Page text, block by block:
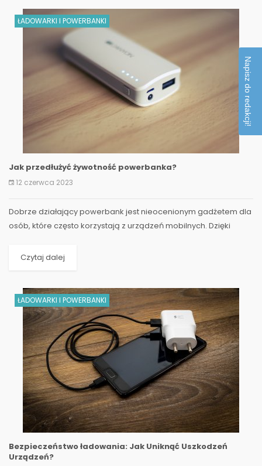
ŁADOWARKI I POWERBANKI
Jak przedłużyć żywotność powerbanka?
12 czerwca 2023
Dobrze działający powerbank jest nieocenionym gadżetem dla
osób, które często korzystają z urządzeń mobilnych. Dzięki
Czytaj dalej
ŁADOWARKI I POWERBANKI
Bezpieczeństwo ładowania: Jak Uniknąć Uszkodzeń
Urządzeń?
Napisz do redakcji!